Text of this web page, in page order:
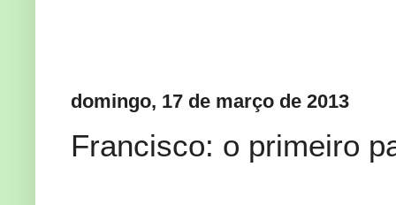
domingo, 17 de março de 2013
Francisco: o primeiro